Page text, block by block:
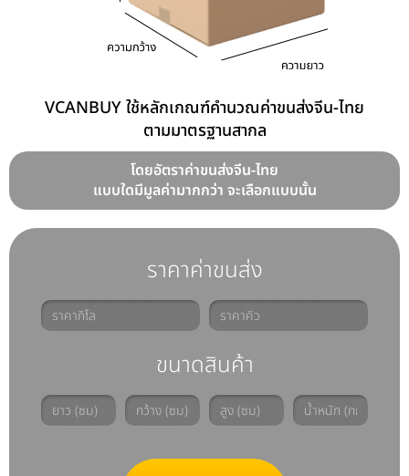
VCANBUY ใช้หลักเกณฑ์คำนวณค่าขนส่งจีน-ไทย
ตามมาตรฐานสากล
โดยอัตราค่าขนส่งจีน-ไทย
แบบใดมีมูลค่ามากกว่า จะเลือกแบบนั้น
ราคาค่าขนส่ง
ขนาดสินค้า